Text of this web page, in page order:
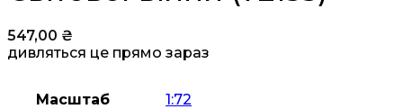
547,00 ₴
дивляться це прямо зараз
Масштаб 1:72